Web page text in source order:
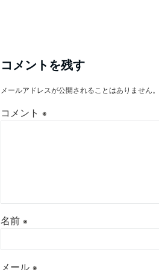
コメントを残す
メールアドレスが公開されることはありません。
コメント ※
名前 ※
メール ※